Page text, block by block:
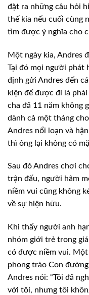
đặt ra những câu hỏi
thế kia nếu cuối cùng
tìm được ý nghĩa cho
Một ngày kia, Andres
Tại đó mọi người phát
định gửi Andres đến
kiện để được đi là
cha đã 11 năm không
dành cả một tháng
Andres nổi loạn và
thì ông lại không có
Sau đó Andres chơi
trận đấu, người hâm
niềm vui cũng không
về sự hiện hữu.
Khi thấy người anh
nhóm giới trẻ trong
có được niềm vui.
phong trào Con
Andres nói: “Tôi đã
với tôi, nhưng tôi